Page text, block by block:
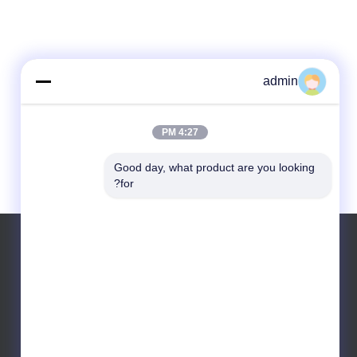
admin
4:27 PM
Good day, what product are you looking
for?